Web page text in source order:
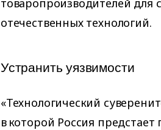
отечественных технологий.
Уcтpaнить yязвимocти
«Технологический
в которой Россия